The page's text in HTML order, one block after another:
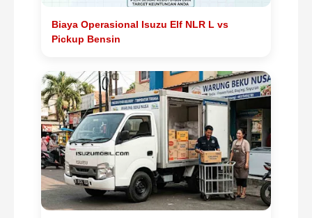
Biaya Operasional Isuzu Elf NLR L vs
Pickup Bensin